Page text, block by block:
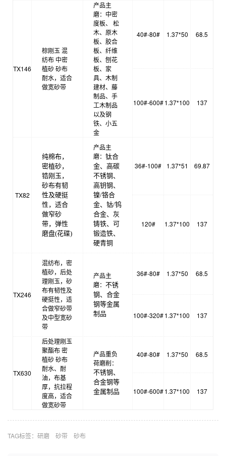
TX146
棕刚玉 混
纺布 中密
植砂 砂布
耐水，适合
做宽砂带
产品主
磨：中密
度板、 松
木、原木
板、胶合
板、纤维
板、刨花
板、家
具、木制
建材、藤
制品、手
工木制品
以及钢
铁、小五
金
40#-80# 1.37*50 68.5
100#-600# 1.37*100 137
TX82
纯棉布，
密植砂，
锆刚玉，
砂布有韧
性及硬挺
性，适合
做窄砂
带，弹性
磨盘(花碟)
产品主
磨： 钛合
金、高碳
不锈钢、
高钥钢、
镍/铬合
金、钴/钨
合金、灰
铸铁、可
锻造铁、
硬青铜
36#-100# 1.37*51 69.87
120# 1.37*100 137
TX246
混纺布，密
植砂，后处
理刚玉，砂
布有韧性及
硬挺性，适
合做窄砂带
及中型宽砂
带
产品主
磨： 不锈
钢、合金
钢等金属
制品
36#-80# 1.37*50 68.5
100#-320# 1.37*100 137
TX630
后处理刚玉
聚酯布 密
植砂 砂布
耐水、耐
油，布基
厚，抗拉程
度高，适合
做宽砂带
产品重负
荷磨削：
不锈钢、
合金钢等
金属制品
40#-80# 1.37*50 68.5
100#-600# 1.37*100 137
TAG标签： 研磨 砂带 砂布